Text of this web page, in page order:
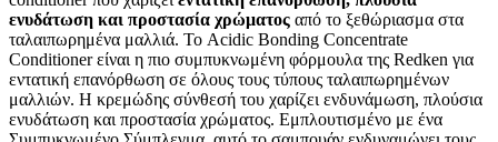
ενυδάτωση και προστασία χρώματος από το ξεθώριασμα στα
ταλαιπωρημένα μαλλιά. Το Acidic Bonding Concentrate
Conditioner είναι η πιο συμπυκνωμένη φόρμουλα της Redken για
εντατική επανόρθωση σε όλους τους τύπους ταλαιπωρημένων
μαλλιών. Η κρεμώδης σύνθεσή του χαρίζει ενδυνάμωση, πλούσια
ενυδάτωση και προστασία χρώματος. Εμπλουτισμένο με ένα